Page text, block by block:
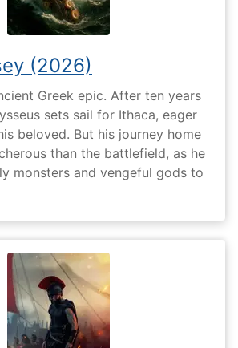
(2026)
Greek epic. After ten years
sets sail for Ithaca, eager
beloved. But his journey home
than the battlefield, as he
monsters and vengeful gods to